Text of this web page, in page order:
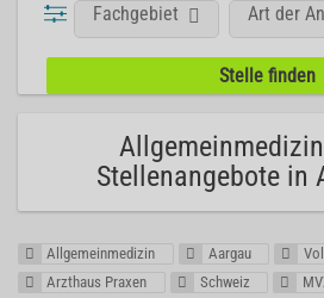
Fachgebiet Art der
Stellenangebote in
Allgemeinmedizin Aargau
Arzthaus Praxen
Schweiz